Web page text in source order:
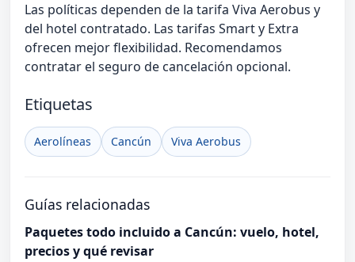
Las políticas dependen de la tarifa Viva Aerobus y
del hotel contratado. Las tarifas Smart y Extra
ofrecen mejor flexibilidad. Recomendamos
contratar el seguro de cancelación opcional.
Etiquetas
Aerolíneas Cancún Viva Aerobus
Guías relacionadas
Paquetes todo incluido a Cancún: vuelo, hotel,
precios y qué revisar